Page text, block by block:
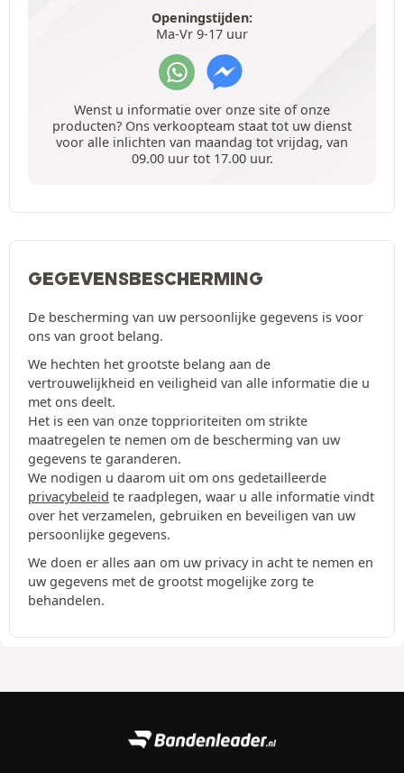
Openingstijden:
Ma-Vr 9-17 uur
Wenst u informatie over onze site of onze
producten? Ons verkoopteam staat tot uw dienst
voor alle inlichten van maandag tot vrijdag, van
09.00 uur tot 17.00 uur.
GEGEVENSBESCHERMING
De bescherming van uw persoonlijke gegevens is voor
ons van groot belang.
We hechten het grootste belang aan de
vertrouwelijkheid en veiligheid van alle informatie die u
met ons deelt.
Het is een van onze topprioriteiten om strikte
maatregelen te nemen om de bescherming van uw
gegevens te garanderen.
We nodigen u daarom uit om ons gedetailleerde
privacybeleid te raadplegen, waar u alle informatie vindt
over het verzamelen, gebruiken en beveiligen van uw
persoonlijke gegevens.
We doen er alles aan om uw privacy in acht te nemen en
uw gegevens met de grootst mogelijke zorg te
behandelen.